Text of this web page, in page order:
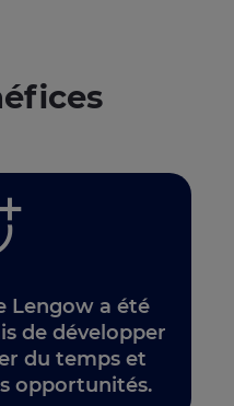
Lengow a été
de développer
du temps et
opportunités.